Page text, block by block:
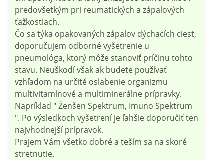
predovšetkým pri reumatických a zápalových
ťažkostiach.
Čo sa týka opakovaných zápalov dýchacích ciest,
doporučujem odborné vyšetrenie u
pneumológa, ktorý môže stanoviť príčinu tohto
stavu. Neuškodí však ak budete používať
vzhľadom na určité oslabenie organizmu
multivitamínové a multiminerálne prípravky.
Napríklad " Ženšen Spektrum, Imuno Spektrum
". Po výsledkoch vyšetrení je ľahšie doporučiť ten
najvhodnejší prípravok.
Prajem Vám všetko dobré a teším sa na skoré
stretnutie.